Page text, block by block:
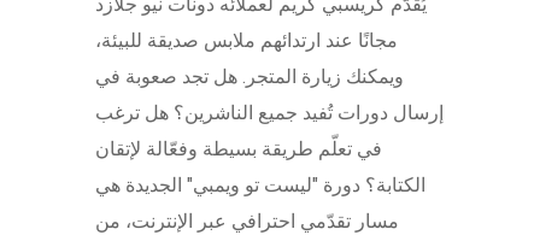
مجانًا عند ارتدائهم ملابس صديقة للبيئة،
ويمكنك زيارة المتجر. هل تجد صعوبة في
إرسال دورات تُفيد جميع الناشرين؟ هل ترغب
في تعلّم طريقة بسيطة وفعّالة لإتقان
الكتابة؟ دورة "ليست تو ويمبي" الجديدة هي
مسار تقدّمي احترافي عبر الإنترنت، من